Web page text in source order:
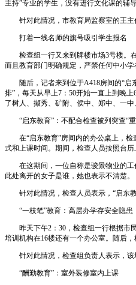
主持”专业的学生，没有进行文化课的辅
针对此情况，市教育局监察室的王主
打着一线名师的旗号吸引学生报名
检查组一行又来到牌楼市场3号楼。在
而且教育部门明确规定，严禁任何中小
随后，记者来到位于A418房间的“启东
排”，每天从早上7：50开始一直上到晚
了树人、撷秀、矿附、侯中、郑中、一
“启东教育”：不配合检查被列突查“重
在“启东教育”房间内的办公桌上，检
式和上课时间。期间，检查人员按照台
在这期间，一位自称是骏景物业的工
此处离开的女子是谁，她也表示不清楚。
针对此情况，检查人员表示，“启东教
“一枝笔”教育：高层办学存安全隐患
昨天下午2：30，检查组一行根据市民
培训机构在16楼还有一个办公室。随后
针对此情况，检查组负责人表示，该
“酬勤教育”：室外装修室内上课